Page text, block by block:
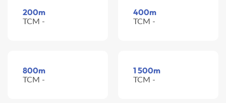
200m
TCM -
400m
TCM -
800m
TCM -
1 500m
TCM -